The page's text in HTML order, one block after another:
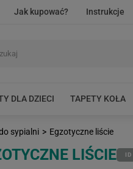
Jak kupować? Instrukcje
DLA DZIECI TAPETY KOŁA
sypialni > Egzotyczne liście
LIŚCIE ID